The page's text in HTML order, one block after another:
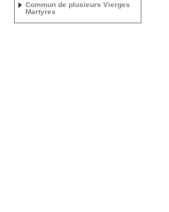
Commun de plusieurs Vierges
Martyres